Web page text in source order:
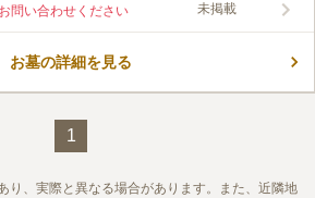
お問い合わせください 未掲載
お墓の詳細を見る
1
り、実際と異なる場合があります。また、近隣地